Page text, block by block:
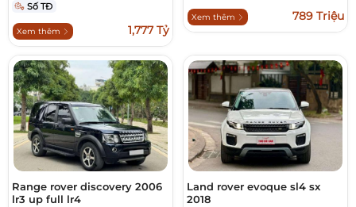
Số TĐ
Xem thêm 1,777 Tỷ
Xem thêm 789 Triệu
Range rover discovery 2006
lr3 up full lr4
Land rover evoque sl4 sx
2018